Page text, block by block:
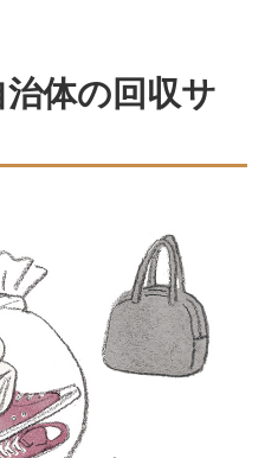
体の回収サ